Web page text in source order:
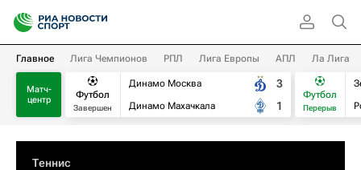
Главное Лига Чемпионов РПЛ Лига Европы АПЛ Ла Лига
Матч-
центр
Футбол
Завершен
Динамо Москва
Динамо Махачкала
3
1
Футбол
Перерыв
Теннис